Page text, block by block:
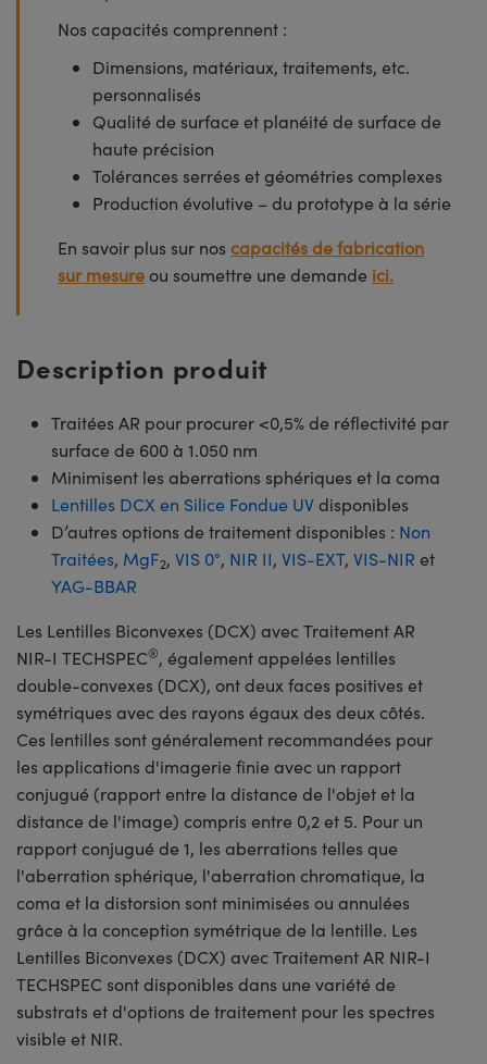
Nos capacités comprennent :
Dimensions, matériaux, traitements, etc.
personnalisés
Qualité de surface et planéité de surface de
haute précision
Tolérances serrées et géométries complexes
Production évolutive – du prototype à la série
En savoir plus sur nos capacités de fabrication
sur mesure ou soumettre une demande ici.
Description produit
Traitées AR pour procurer <0,5% de réflectivité par
surface de 600 à 1.050 nm
Minimisent les aberrations sphériques et la coma
Lentilles DCX en Silice Fondue UV disponibles
D’autres options de traitement disponibles : Non
Traitées, MgF2, VIS 0°, NIR II, VIS-EXT, VIS-NIR et
YAG-BBAR
Les Lentilles Biconvexes (DCX) avec Traitement AR
NIR-I TECHSPEC®, également appelées lentilles
double-convexes (DCX), ont deux faces positives et
symétriques avec des rayons égaux des deux côtés.
Ces lentilles sont généralement recommandées pour
les applications d'imagerie finie avec un rapport
conjugué (rapport entre la distance de l'objet et la
distance de l'image) compris entre 0,2 et 5. Pour un
rapport conjugué de 1, les aberrations telles que
l'aberration sphérique, l'aberration chromatique, la
coma et la distorsion sont minimisées ou annulées
grâce à la conception symétrique de la lentille. Les
Lentilles Biconvexes (DCX) avec Traitement AR NIR-I
TECHSPEC sont disponibles dans une variété de
substrats et d'options de traitement pour les spectres
visible et NIR.